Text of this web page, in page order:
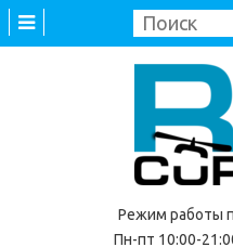
Режим работы
Пн-пт 10:00-